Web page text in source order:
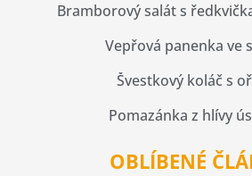
Bramborový salát s
Vepřová panenka ve
Švestkový koláč s
Pomazánka z hlívy
OBLÍBENÉ